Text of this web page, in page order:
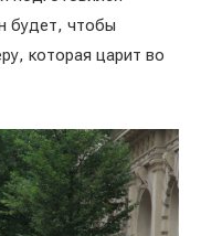
будет, чтобы
которая царит во